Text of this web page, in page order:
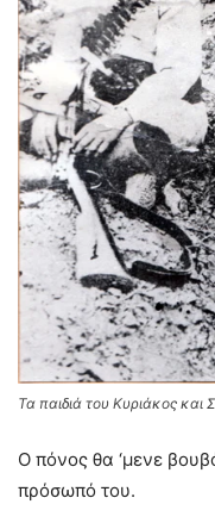
Τα παιδιά του Κυριάκος και
Ο πόνος θα ‘μενε
πρόσωπό του.